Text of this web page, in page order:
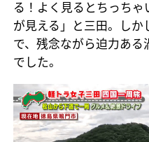
る！よく見るとちっち
が見える」と三田。し
で、残念ながら迫力ある
でした。